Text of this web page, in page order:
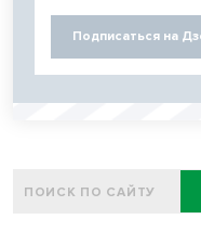
Подписаться на